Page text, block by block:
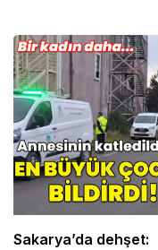
Sakarya’da dehşet: